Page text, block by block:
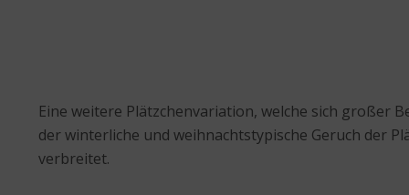
Eine weitere Plätzchenvariation, welche sich großer
der winterliche und weihnachtstypische Geruch der
verbreitet.